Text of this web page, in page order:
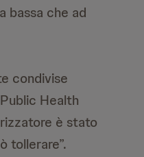
bassa che ad
condivise
Health
è stato
tollerare”.